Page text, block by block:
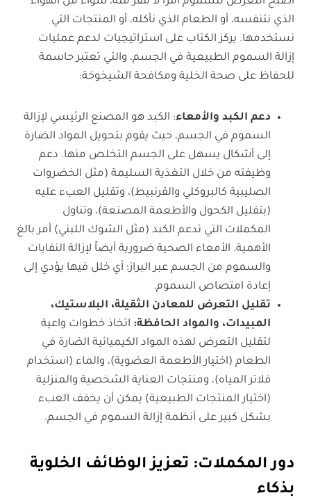
الذي نتنفسه، أو الطعام الذي نأكله، أو المنتجات التي
نستخدمها. يركز الكتاب على استراتيجيات لدعم عمليات
إزالة السموم الطبيعية في الجسم، والتي تعتبر حاسمة
للحفاظ على صحة الخلية ومكافحة الشيخوخة:
دعم الكبد والأمعاء: الكبد هو المصنع الرئيسي لإزالة
السموم في الجسم، حيث يقوم بتحويل المواد الضارة
إلى أشكال يسهل على الجسم التخلص منها. دعم
وظيفته من خلال التغذية السليمة (مثل الخضروات
الصليبية كالبروكلي والقرنبيط)، وتقليل العبء عليه
(بتقليل الكحول والأطعمة المصنعة)، وتناول
المكملات التي تدعم الكبد (مثل الشوك اللبني) أمر بالغ
الأهمية. الأمعاء الصحية ضرورية أيضاً لإزالة النفايات
والسموم من الجسم عبر البراز؛ أي خلل فيها يؤدي إلى
إعادة امتصاص السموم.
تقليل التعرض للمعادن الثقيلة، البلاستيك،
المبيدات، والمواد الحافظة: اتخاذ خطوات واعية
لتقليل التعرض لهذه المواد الكيميائية الضارة في
الطعام (اختيار الأطعمة العضوية)، والماء (استخدام
فلاتر المياه)، ومنتجات العناية الشخصية والمنزلية
(اختيار المنتجات الطبيعية) يمكن أن يخفف العبء
بشكل كبير على أنظمة إزالة السموم في الجسم.
دور المكملات: تعزيز الوظائف الخلوية
بذكاء